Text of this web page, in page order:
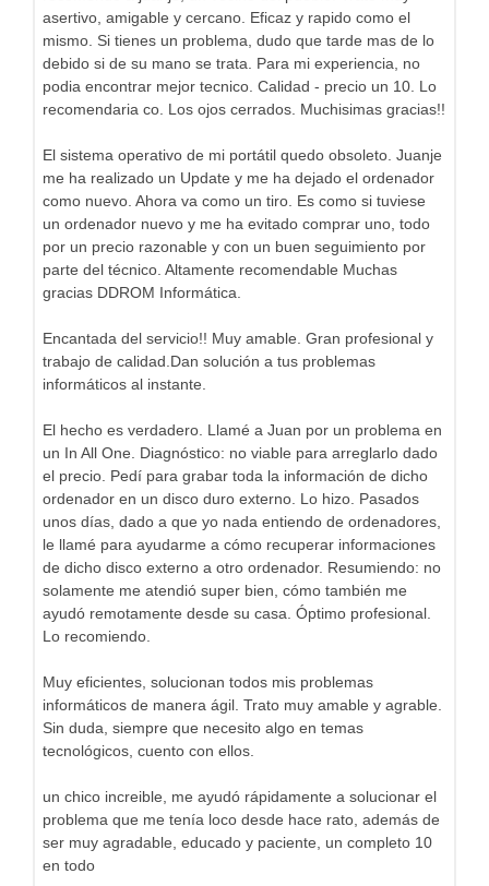
asertivo, amigable y cercano. Eficaz y rapido como el
mismo. Si tienes un problema, dudo que tarde mas de lo
debido si de su mano se trata. Para mi experiencia, no
podia encontrar mejor tecnico. Calidad - precio un 10. Lo
recomendaria co. Los ojos cerrados. Muchisimas gracias!!
El sistema operativo de mi portátil quedo obsoleto. Juanje
me ha realizado un Update y me ha dejado el ordenador
como nuevo. Ahora va como un tiro. Es como si tuviese
un ordenador nuevo y me ha evitado comprar uno, todo
por un precio razonable y con un buen seguimiento por
parte del técnico. Altamente recomendable Muchas
gracias DDROM Informática.
Encantada del servicio!! Muy amable. Gran profesional y
trabajo de calidad.Dan solución a tus problemas
informáticos al instante.
El hecho es verdadero. Llamé a Juan por un problema en
un In All One. Diagnóstico: no viable para arreglarlo dado
el precio. Pedí para grabar toda la información de dicho
ordenador en un disco duro externo. Lo hizo. Pasados
unos días, dado a que yo nada entiendo de ordenadores,
le llamé para ayudarme a cómo recuperar informaciones
de dicho disco externo a otro ordenador. Resumiendo: no
solamente me atendió super bien, cómo también me
ayudó remotamente desde su casa. Óptimo profesional.
Lo recomiendo.
Muy eficientes, solucionan todos mis problemas
informáticos de manera ágil. Trato muy amable y agrable.
Sin duda, siempre que necesito algo en temas
tecnológicos, cuento con ellos.
un chico increible, me ayudó rápidamente a solucionar el
problema que me tenía loco desde hace rato, además de
ser muy agradable, educado y paciente, un completo 10
en todo